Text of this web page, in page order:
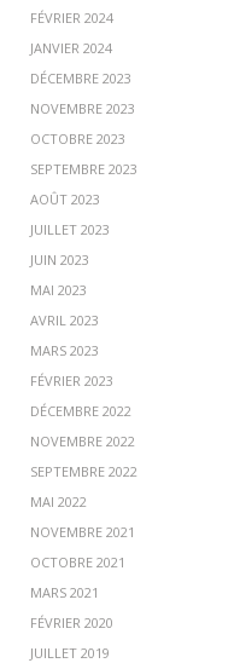
FÉVRIER 2024
JANVIER 2024
DÉCEMBRE 2023
NOVEMBRE 2023
OCTOBRE 2023
SEPTEMBRE 2023
AOÛT 2023
JUILLET 2023
JUIN 2023
MAI 2023
AVRIL 2023
MARS 2023
FÉVRIER 2023
DÉCEMBRE 2022
NOVEMBRE 2022
SEPTEMBRE 2022
MAI 2022
NOVEMBRE 2021
OCTOBRE 2021
MARS 2021
FÉVRIER 2020
JUILLET 2019